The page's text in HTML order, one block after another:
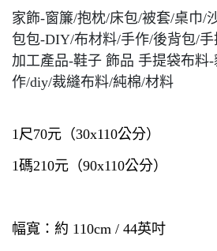
家飾-窗簾/抱枕/床包/被套/桌巾/
包包-DIY/布材料/手作/後背包/
加工產品-鞋子 飾品 手提袋布料
作/diy/裁縫布料/純棉/材料
1尺70元（30x110公分）
1碼210元（90x110公分）
幅寬：約 110cm / 44英吋